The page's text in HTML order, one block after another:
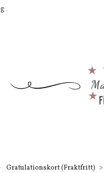
Gratulationskort (Fraktfritt)